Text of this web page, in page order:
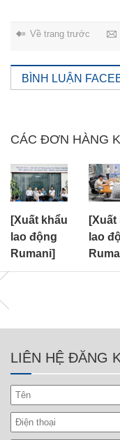
Về trang trước
BÌNH LUẬN
CÁC ĐƠN HÀNG
[Xuất khẩu
lao động
Rumani]
Tuyển 75
[Xuất
lao
LIÊN HỆ ĐĂNG